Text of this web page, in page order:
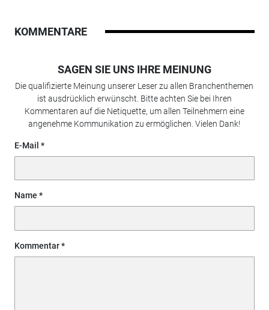
KOMMENTARE
SAGEN SIE UNS IHRE MEINUNG
Die qualifizierte Meinung unserer Leser zu allen Branchenthemen
ist ausdrücklich erwünscht. Bitte achten Sie bei Ihren
Kommentaren auf die Netiquette, um allen Teilnehmern eine
angenehme Kommunikation zu ermöglichen. Vielen Dank!
E-Mail
Name
Kommentar